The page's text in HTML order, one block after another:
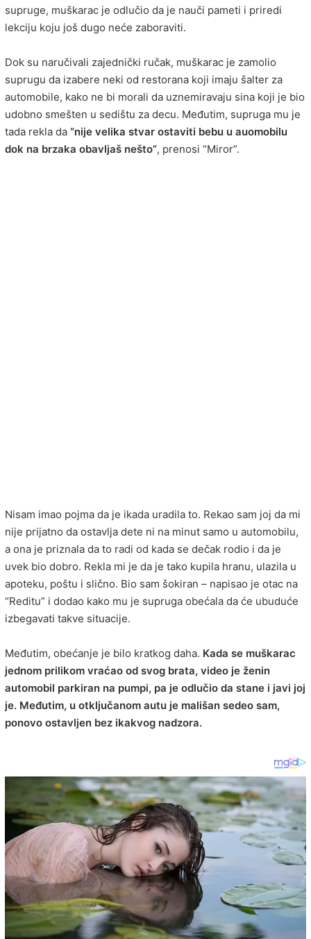
supruge, muškarac je odlučio da je nauči pameti i priredi
lekciju koju još dugo neće zaboraviti.
Dok su naručivali zajednički ručak, muškarac je zamolio
suprugu da izabere neki od restorana koji imaju šalter za
automobile, kako ne bi morali da uznemiravaju sina koji je bio
udobno smešten u sedištu za decu. Međutim, supruga mu je
tada rekla da “nije velika stvar ostaviti bebu u auomobilu
dok na brzaka obavljaš nešto”, prenosi “Miror”.
Nisam imao pojma da je ikada uradila to. Rekao sam joj da mi
nije prijatno da ostavlja dete ni na minut samo u automobilu,
a ona je priznala da to radi od kada se dečak rodio i da je
uvek bio dobro. Rekla mi je da je tako kupila hranu, ulazila u
apoteku, poštu i slično. Bio sam šokiran – napisao je otac na
“Reditu” i dodao kako mu je supruga obećala da će ubuduće
izbegavati takve situacije.
Međutim, obećanje je bilo kratkog daha. Kada se muškarac
jednom prilikom vraćao od svog brata, video je ženin
automobil parkiran na pumpi, pa je odlučio da stane i javi joj
je. Međutim, u otključanom autu je mališan sedeo sam,
ponovo ostavljen bez ikakvog nadzora.